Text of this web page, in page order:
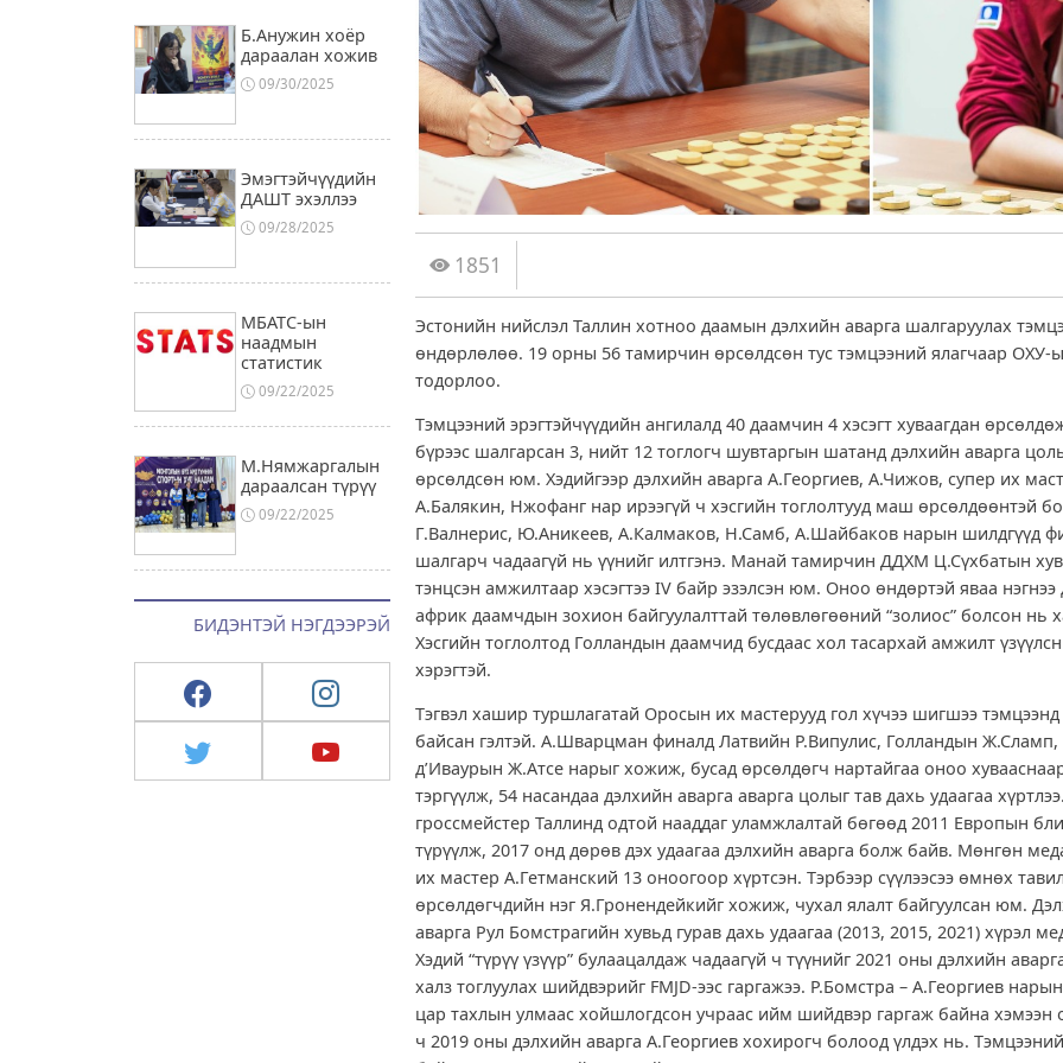
Б.Анужин хоёр
дараалан хожив
09/30/2025
Эмэгтэйчүүдийн
ДАШТ эхэллээ
09/28/2025
МБАТС-ын
наадмын
статистик
09/22/2025
М.Нямжаргалын
дараалсан түрүү
09/22/2025
БИДЭНТЭЙ НЭГДЭЭРЭЙ
1851
Эстонийн нийслэл Таллин хотноо даамын дэлхийн аварга шалгаруулах
өндөрлөлөө. 19 орны 56 тамирчин өрсөлдсөн тус тэмцээний ялагчаар ОХУ-
тодорлоо.
Тэмцээний эрэгтэйчүүдийн ангилалд 40 даамчин 4 хэсэгт хуваагдан
бүрээс шалгарсан 3, нийт 12 тоглогч шувтаргын шатанд дэлхийн аварга
өрсөлдсөн юм. Хэдийгээр дэлхийн аварга А.Георгиев, А.Чижов, супер их
А.Балякин, Нжофанг нар ирээгүй ч хэсгийн тоглолтууд маш өрсөлдөөнтэй
Г.Валнерис, Ю.Аникеев, А.Калмаков, Н.Самб, А.Шайбаков нарын шилдгүүд
шалгарч чадаагүй нь үүнийг илтгэнэ. Манай тамирчин ДДХМ Ц.Сүхбатын
тэнцсэн амжилтаар хэсэгтээ IV байр эзэлсэн юм. Оноо өндөртэй яваа нэгнээ
африк даамчдын зохион байгуулалттай төлөвлөгөөний “золиос” болсон нь
Хэсгийн тоглолтод Голландын даамчид бусдаас хол тасархай амжилт
хэрэгтэй.
Тэгвэл хашир туршлагатай Оросын их мастерууд гол хүчээ шигшээ
байсан гэлтэй. А.Шварцман финалд Латвийн Р.Випулис, Голландын Ж.Сламп,
д’Иваурын Ж.Атсе нарыг хожиж, бусад өрсөлдөгч нартайгаа оноо
тэргүүлж, 54 насандаа дэлхийн аварга аварга цолыг тав дахь удаагаа
гроссмейстер Таллинд одтой нааддаг уламжлалтай бөгөөд 2011 Европын
түрүүлж, 2017 онд дөрөв дэх удаагаа дэлхийн аварга болж байв. Мөнгөн
их мастер А.Гетманский 13 оноогоор хүртсэн. Тэрбээр сүүлээсээ өмнөх
өрсөлдөгчдийн нэг Я.Гронендейкийг хожиж, чухал ялалт байгуулсан юм.
аварга Рул Бомстрагийн хувьд гурав дахь удаагаа (2013, 2015, 2021) хүрэл
Хэдий “түрүү үзүүр” булаацалдаж чадаагүй ч түүнийг 2021 оны дэлхийн
халз тоглуулах шийдвэрийг FMJD-ээс гаргажээ. Р.Бомстра – А.Георгиев
цар тахлын улмаас хойшлогдсон учраас ийм шийдвэр гаргаж байна хэмээн
ч 2019 оны дэлхийн аварга А.Георгиев хохирогч болоод үлдэх нь.